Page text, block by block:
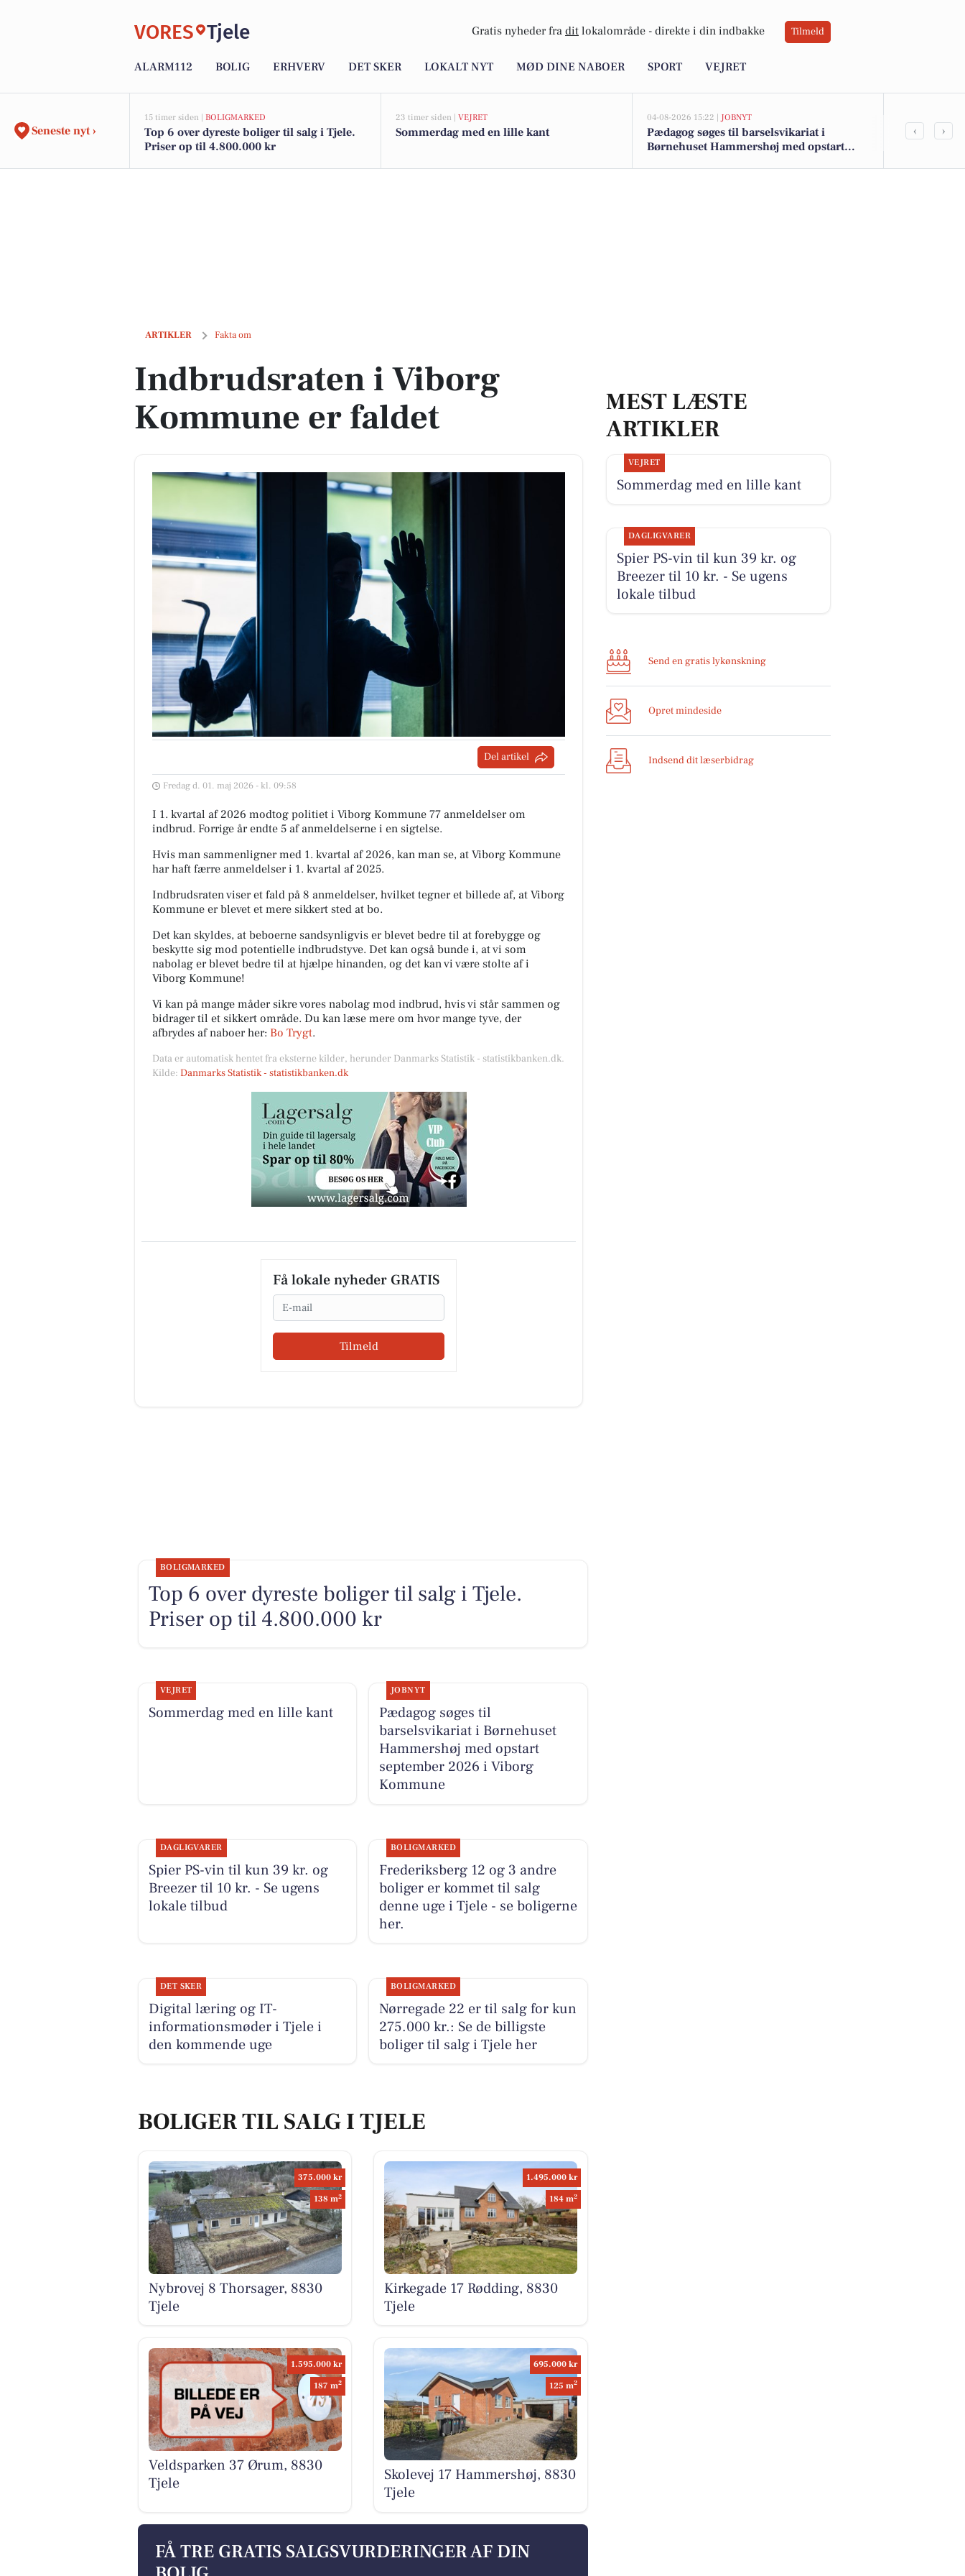
VORES Tjele Gratis nyheder fra dit lokalområde - direkte i din indbakke Tilmeld
ALARM112 BOLIG ERHVERV DET SKER LOKALT NYT MØD DINE NABOER SPORT VEJRET
Seneste nyt ›
15 timer siden | BOLIGMARKED
Top 6 over dyreste boliger til salg i Tjele.
Priser op til 4.800.000 kr
23 timer siden | VEJRET
Sommerdag med en lille kant
04-08-2026 15:22 | JOBNYT
Pædagog søges til barselsvikariat i
Børnehuset Hammershøj med opstart
Spier PS-
‹ ›
ARTIKLER Fakta om
Indbrudsraten i Viborg Kommune er faldet
Indbrudsraten i Viborg
Kommune er faldet
Del artikel
Fredag d. 01. maj 2026 - kl. 09:58
I 1. kvartal af 2026 modtog politiet i Viborg Kommune 77 anmeldelser om
indbrud. Forrige år endte 5 af anmeldelserne i en sigtelse.
Hvis man sammenligner med 1. kvartal af 2026, kan man se, at Viborg Kommune
har haft færre anmeldelser i 1. kvartal af 2025.
Indbrudsraten viser et fald på 8 anmeldelser, hvilket tegner et billede af, at Viborg
Kommune er blevet et mere sikkert sted at bo.
Det kan skyldes, at beboerne sandsynligvis er blevet bedre til at forebygge og
beskytte sig mod potentielle indbrudstyve. Det kan også bunde i, at vi som
nabolag er blevet bedre til at hjælpe hinanden, og det kan vi være stolte af i
Viborg Kommune!
Vi kan på mange måder sikre vores nabolag mod indbrud, hvis vi står sammen og
bidrager til et sikkert område. Du kan læse mere om hvor mange tyve, der
afbrydes af naboer her: Bo Trygt.
Data er automatisk hentet fra eksterne kilder, herunder Danmarks Statistik - statistikbanken.dk.
Kilde: Danmarks Statistik - statistikbanken.dk
Få lokale nyheder GRATIS
Email
Tilmeld
MEST LÆSTE
ARTIKLER
VEJRET
Sommerdag med en lille kant
DAGLIGVARER
Spier PS-vin til kun 39 kr. og
Breezer til 10 kr. - Se ugens
lokale tilbud
Send en gratis lykønskning
Opret mindeside
Indsend dit læserbidrag
BOLIGMARKED
Top 6 over dyreste boliger til salg i Tjele.
Priser op til 4.800.000 kr
VEJRET
Sommerdag med en lille kant
JOBNYT
Pædagog søges til
barselsvikariat i Børnehuset
Hammershøj med opstart
september 2026 i Viborg
Kommune
DAGLIGVARER
Spier PS-vin til kun 39 kr. og
Breezer til 10 kr. - Se ugens
lokale tilbud
BOLIGMARKED
Frederiksberg 12 og 3 andre
boliger er kommet til salg
denne uge i Tjele - se boligerne
her.
DET SKER
Digital læring og IT-
informationsmøder i Tjele i
den kommende uge
BOLIGMARKED
Nørregade 22 er til salg for kun
275.000 kr.: Se de billigste
boliger til salg i Tjele her
BOLIGER TIL SALG I TJELE
375.000 kr
138 m2
Nybrovej 8 Thorsager, 8830
Tjele
1.495.000 kr
184 m2
Kirkegade 17 Rødding, 8830
Tjele
1.595.000 kr
187 m2
Veldsparken 37 Ørum, 8830
Tjele
695.000 kr
125 m2
Skolevej 17 Hammershøj, 8830
Tjele
FÅ TRE GRATIS SALGSVURDERINGER AF DIN